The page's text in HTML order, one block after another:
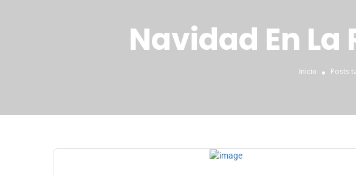
Navidad En
Inicio Posts